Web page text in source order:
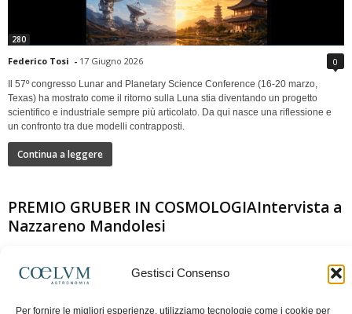
Gestisci Consenso
Per fornire le migliori esperienze, utilizziamo tecnologie come i cookie per
280
Federico Tosi - 17 Giugno 2026 0
Il 57º congresso Lunar and Planetary Science Conference (16-20 marzo,
Texas) ha mostrato come il ritorno sulla Luna stia diventando un progetto
scientifico e industriale sempre più articolato. Da qui nasce una riflessione e
un confronto tra due modelli contrapposti.
Continua a leggere
PREMIO GRUBER IN COSMOLOGIAIntervista a
Nazzareno Mandolesi